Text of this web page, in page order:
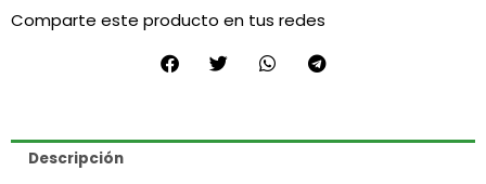
Comparte este producto en tus redes
Descripción